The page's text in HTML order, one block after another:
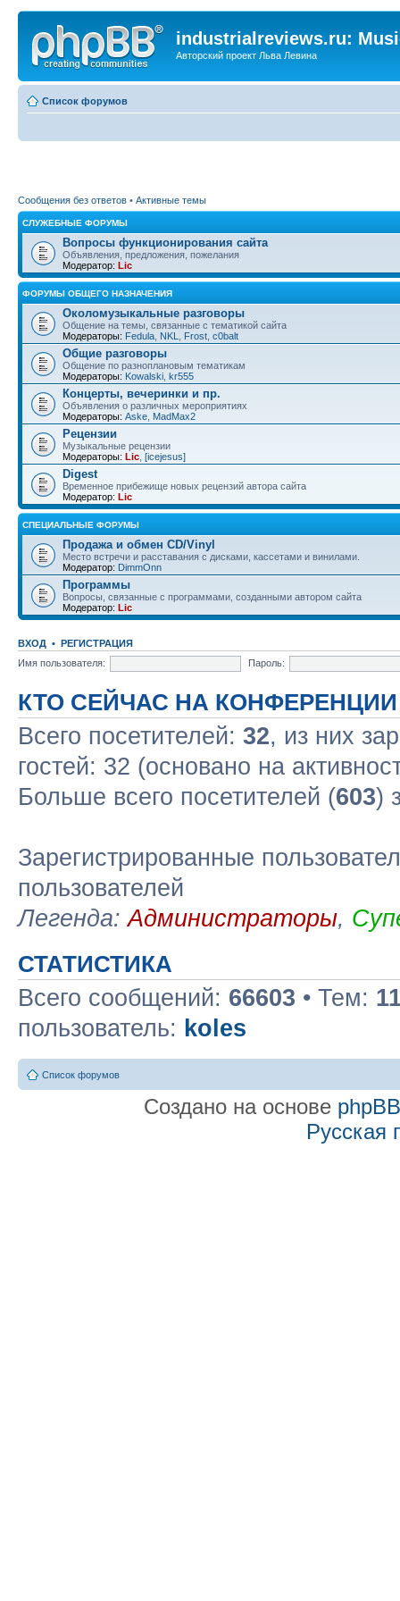
industrialreviews.ru:
Авторский проект Льва Левина
Список форумов
Сообщения без ответов • Активные темы
СЛУЖЕБНЫЕ ФОРУМЫ
Вопросы функционирования сайта
Объявления, предложения, пожелания
Модератор: Lic
ФОРУМЫ ОБЩЕГО НАЗНАЧЕНИЯ
Околомузыкальные разговоры
Общение на темы, связанные с тематикой сайта
Модераторы: Fedula NKL Frost c0balt
Общие разговоры
Общение по разноплановым тематикам
Модераторы: Kowalski kr555
Концерты, вечеринки и пр.
Объявления о различных мероприятиях
Модераторы: Aske MadMax2
Рецензии
Музыкальные рецензии
Модераторы: Lic [icejesus]
Digest
Временное прибежище новых рецензий автора сайта
Модератор: Lic
СПЕЦИАЛЬНЫЕ ФОРУМЫ
Продажа и обмен CD/Vinyl
Место встречи и расставания с дисками, кассетами и винилами.
Модератор: DimmOnn
Программы
Вопросы, связанные с программами, созданными автором сайта
Модератор: Lic
ВХОД • РЕГИСТРАЦИЯ
Имя пользователя:
Пароль:
КТО СЕЙЧАС НА КОНФЕРЕНЦИИ
Всего посетителей: 32, из них
гостей: 32 (основано на
Больше всего посетителей (603)
Зарегистрированные
пользователей
Легенда:Администраторы,
СТАТИСТИКА
Всего сообщений: 66603 • Тем:
пользователь: koles
Список форумов
Создано на основе phpBB
Русская